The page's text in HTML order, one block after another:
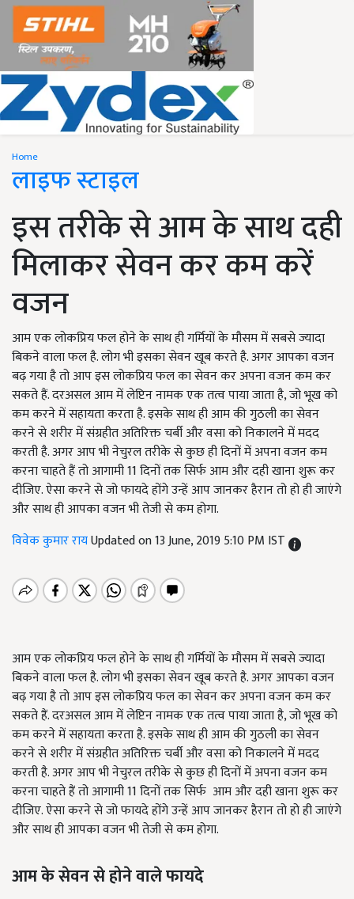
Home
लाइफ स्टाइल
इस तरीके से आम के साथ दही
मिलाकर सेवन कर कम करें
वजन
आम एक लोकप्रिय फल होने के साथ ही गर्मियों के मौसम में सबसे ज्यादा
बिकने वाला फल है. लोग भी इसका सेवन खूब करते है. अगर आपका वजन
बढ़ गया है तो आप इस लोकप्रिय फल का सेवन कर अपना वजन कम कर
सकते हैं. दरअसल आम में लेप्टिन नामक एक तत्व पाया जाता है, जो भूख को
कम करने में सहायता करता है. इसके साथ ही आम की गुठली का सेवन
करने से शरीर में संग्रहीत अतिरिक्त चर्बी और वसा को निकालने में मदद
करती है. अगर आप भी नेचुरल तरीके से कुछ ही दिनों में अपना वजन कम
करना चाहते हैं तो आगामी 11 दिनों तक सिर्फ आम और दही खाना शुरू कर
दीजिए. ऐसा करने से जो फायदे होंगे उन्हें आप जानकर हैरान तो हो ही जाएंगे
और साथ ही आपका वजन भी तेजी से कम होगा.
विवेक कुमार रायUpdated on 13 June, 2019 5:10 PM IST
आम एक लोकप्रिय फल होने के साथ ही गर्मियों के मौसम में सबसे ज्यादा
बिकने वाला फल है. लोग भी इसका सेवन खूब करते है. अगर आपका वजन
बढ़ गया है तो आप इस लोकप्रिय फल का सेवन कर अपना वजन कम कर
सकते हैं. दरअसल आम में लेप्टिन नामक एक तत्व पाया जाता है, जो भूख को
कम करने में सहायता करता है. इसके साथ ही आम की गुठली का सेवन
करने से शरीर में संग्रहीत अतिरिक्त चर्बी और वसा को निकालने में मदद
करती है. अगर आप भी नेचुरल तरीके से कुछ ही दिनों में अपना वजन कम
करना चाहते हैं तो आगामी 11 दिनों तक सिर्फ आम और दही खाना शुरू कर
दीजिए. ऐसा करने से जो फायदे होंगे उन्हें आप जानकर हैरान तो हो ही जाएंगे
और साथ ही आपका वजन भी तेजी से कम होगा.
आमकेसेवनसेहोनेवालेफायदे